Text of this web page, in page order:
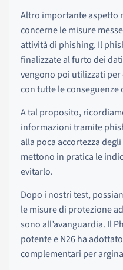
Altro importante aspetto
concerne le misure
attività di phishing. Il
finalizzate al furto dei
vengono poi utilizzati
con tutte le conseguenze
A tal proposito,
informazioni tramite
alla poca accortezza
mettono in pratica le
evitarlo.
Dopo i nostri test,
le misure di protezione
sono all’avanguardia. Il
potente e N26 ha
complementari per